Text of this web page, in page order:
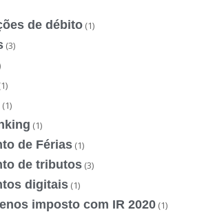
de débito (1)
(3)
(1)
(1)
de Férias (1)
de tributos (3)
digitais (1)
imposto com IR 2020 (1)